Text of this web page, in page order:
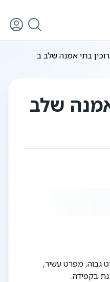
בתי אמנה שלב ב
שלב
גבוה, מפרט עשיר,
בקפידה.